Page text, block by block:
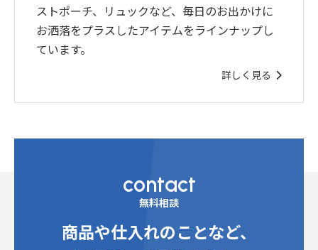
ストポーチ、リュックなど、毎日のお出かけに
お洒落をプラスしたアイテムをラインナップし
ています。
詳しく見る
contact
無料相談
商品や仕入れのことなど、